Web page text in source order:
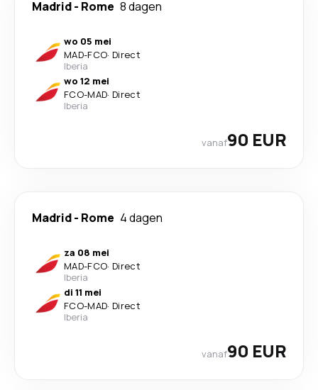
Madrid- Rome 8 dagen
wo 05 mei
MAD-FCO· Direct
Iberia
wo 12 mei
FCO-MAD· Direct
Iberia
vanaf90 EUR
Madrid- Rome 4 dagen
za 08 mei
MAD-FCO· Direct
Iberia
di 11 mei
FCO-MAD· Direct
Iberia
vanaf90 EUR